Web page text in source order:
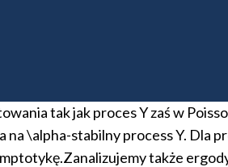
Palmowskl (PWr), Stany
będziemy rozważać d-
tak jak proces Y zaś w
na \alpha-stabilny process Y. Dla
także